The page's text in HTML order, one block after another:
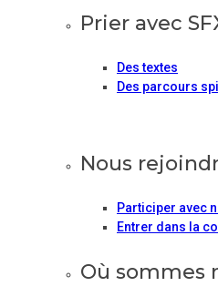
Prier avec
Des textes
Des parcours
Nous
Participer avec
Entrer dans la
Où sommes